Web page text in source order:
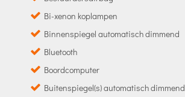
Bi-xenon koplampen
Binnenspiegel automatisch dimmend
Bluetooth
Boordcomputer
Buitenspiegel(s) automatisch dimmend